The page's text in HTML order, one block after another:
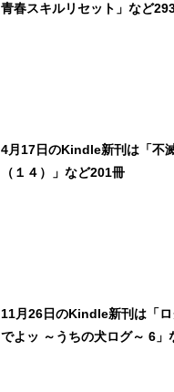
青春スキルリセット」など
4月17日のKindle新刊は「不
（１４）」など201冊
11月26日のKindle新刊は「
でよッ ～うちの犬ログ～ 6」